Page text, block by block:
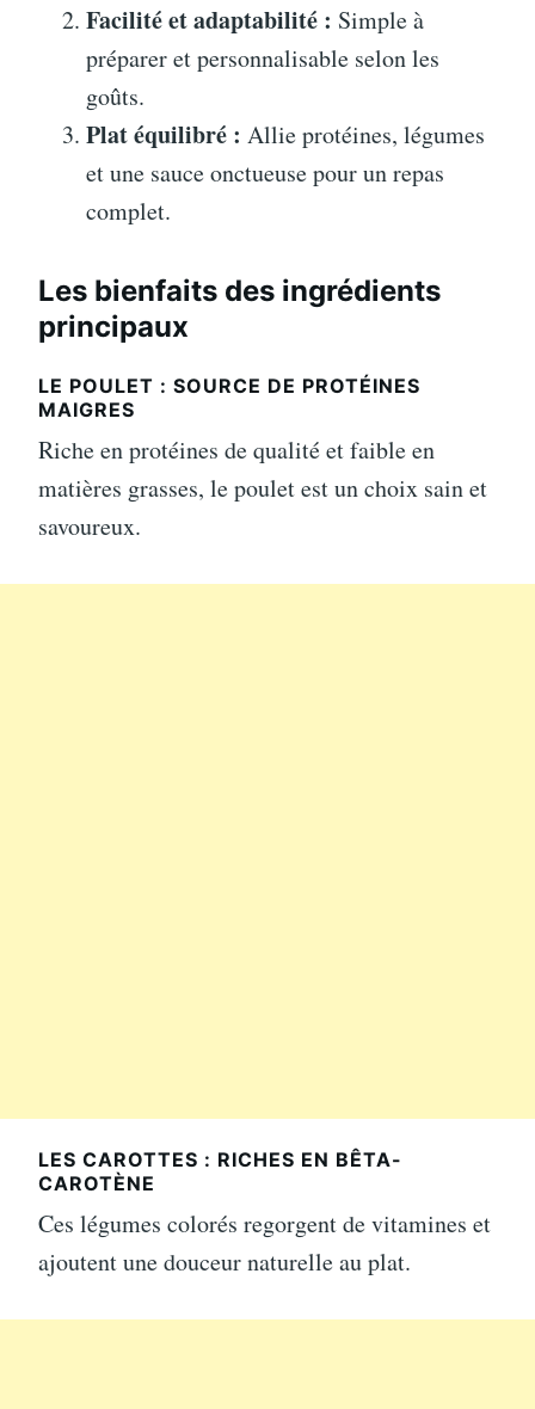
Facilité et adaptabilité : Simple à
préparer et personnalisable selon les
goûts.
Plat équilibré : Allie protéines, légumes
et une sauce onctueuse pour un repas
complet.
Les bienfaits des ingrédients
principaux
LE POULET : SOURCE DE PROTÉINES
MAIGRES
Riche en protéines de qualité et faible en
matières grasses, le poulet est un choix sain et
savoureux.
LES CAROTTES : RICHES EN BÊTA-
CAROTÈNE
Ces légumes colorés regorgent de vitamines et
ajoutent une douceur naturelle au plat.